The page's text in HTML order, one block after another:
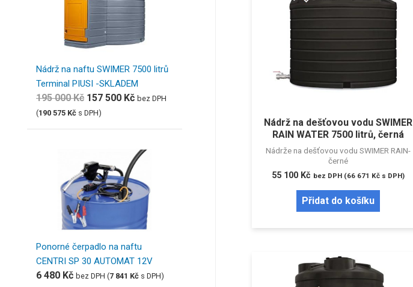
Nádrž na naftu SWIMER 7500 litrů
Terminal PIUSI -SKLADEM
195 000Kč 157 500 Kč bez DPH
(190 575 Kč s DPH)
Ponorné čerpadlo na naftu
CENTRI SP 30 AUTOMAT 12V
6 480 Kč bez DPH (7 841 Kč s DPH)
Nádrž na dešťovou vodu SWIMER
RAIN WATER 7500 litrů, černá
Nádrže na dešťovou vodu SWIMER RAIN-
černé
55 100 Kč bez DPH (66 671 Kč s DPH)
Přidat do košíku